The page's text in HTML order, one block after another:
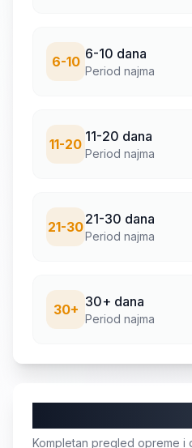
6-10 6-10 dana
Period najma
11-20 11-20 dana
Period najma
21-3021-30 dana
Period najma
30+ 30+ dana
Period najma
Kompletan pregled opreme i